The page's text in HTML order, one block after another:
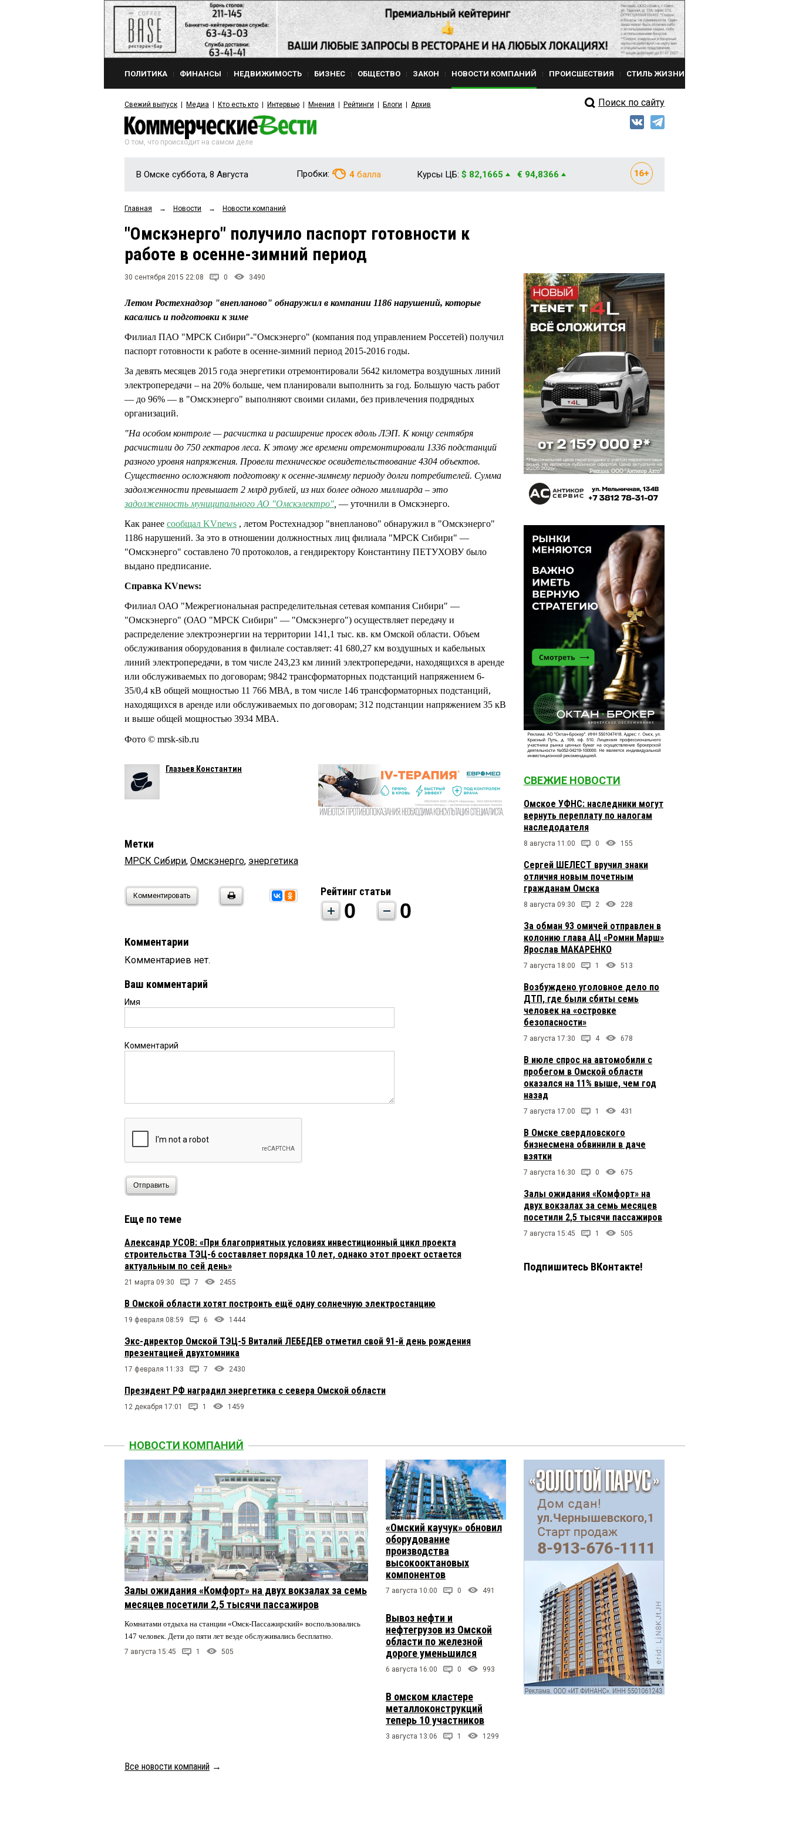
ПОЛИТИКА ФИНАНСЫ НЕДВИЖИМОСТЬ БИЗНЕС ОБЩЕСТВО ЗАКОН НОВОСТИ КОМПАНИЙ ПРОИСШЕСТВИЯ СТИЛЬ ЖИЗНИ
Свежий выпуск Медиа Кто есть кто Интервью Мнения Рейтинги Блоги Архив Поиск по сайту
О том, что происходит на самом деле
В Омске суббота, 8 Августа Пробки: 4 балла Курсы ЦБ: $ 82,1665 € 94,8366
Главная → Новости → Новости компаний
"Омскэнерго" получило паспорт готовности к
работе в осенне-зимний период
30 сентября 2015 22:08 0 3490
Летом Ростехнадзор "внепланово" обнаружил в компании 1186 нарушений, которые
касались и подготовки к зиме
Филиал ПАО "МРСК Сибири"-"Омскэнерго" (компания под управлением Россетей) получил
паспорт готовности к работе в осенне-зимний период 2015-2016 годы.
За девять месяцев 2015 года энергетики отремонтировали 5642 километра воздушных линий
электропередачи – на 20% больше, чем планировали выполнить за год. Большую часть работ
— до 96% — в "Омскэнерго" выполняют своими силами, без привлечения подрядных
организаций.
"На особом контроле — расчистка и расширение просек вдоль ЛЭП. К концу сентября
расчистили до 750 гектаров леса. К этому же времени отремонтировали 1336 подстанций
разного уровня напряжения. Провели техническое освидетельствование 4304 объектов.
Существенно осложняют подготовку к осенне-зимнему периоду долги потребителей. Сумма
задолженности превышает 2 млрд рублей, из них более одного миллиарда – это
задолженность муниципального АО "Омскэлектро" — уточнили в Омскэнерго.
Как ранее сообщал KVnews , летом Ростехнадзор "внепланово" обнаружил в "Омскэнерго"
1186 нарушений. За это в отношении должностных лиц филиала "МРСК Сибири" —
"Омскэнерго" составлено 70 протоколов, а гендиректору Константину ПЕТУХОВУ было
выдано предписание.
Справка KVnews:
Филиал ОАО "Межрегиональная распределительная сетевая компания Сибири" —
"Омскэнерго" (ОАО "МРСК Сибири" — "Омскэнерго") осуществляет передачу и
распределение электроэнергии на территории 141,1 тыс. кв. км Омской области. Объем
обслуживания оборудования в филиале составляет: 41 680,27 км воздушных и кабельных
линий электропередачи, в том числе 243,23 км линий электропередачи, находящихся в аренде
или обслуживаемых по договорам; 9842 трансформаторных подстанций напряжением 6-
35/0,4 кВ общей мощностью 11 766 МВА, в том числе 146 трансформаторных подстанций,
находящихся в аренде или обслуживаемых по договорам; 312 подстанции напряжением 35 кВ
и выше общей мощностью 3934 МВА.
Фото © mrsk-sib.ru
Глазьев Константин
Метки
МРСК Сибири, Омскэнерго, энергетика
Комментировать Рейтинг статьи
0 0
Комментарии
Комментариев нет.
Ваш комментарий
Имя
Комментарий
Отправить
Еще по теме
Александр УСОВ: «При благоприятных условиях инвестиционный цикл проекта
строительства ТЭЦ-6 составляет порядка 10 лет, однако этот проект остается
актуальным по сей день»
21 марта 09:30 7 2455
В Омской области хотят построить ещё одну солнечную электростанцию
19 февраля 08:59 6 1444
Экс-директор Омской ТЭЦ-5 Виталий ЛЕБЕДЕВ отметил свой 91-й день рождения
презентацией двухтомника
17 февраля 11:33 7 2430
Президент РФ наградил энергетика с севера Омской области
12 декабря 17:01 1 1459
СВЕЖИЕ НОВОСТИ
Омское УФНС: наследники могут
вернуть переплату по налогам
наследодателя
8 августа 11:00 0 155
Сергей ШЕЛЕСТ вручил знаки
отличия новым почетным
гражданам Омска
8 августа 09:30 2 228
За обман 93 омичей отправлен в
колонию глава АЦ «Ромни Марш»
Ярослав МАКАРЕНКО
7 августа 18:00 1 513
Возбуждено уголовное дело по
ДТП, где были сбиты семь
человек на «островке
безопасности»
7 августа 17:30 4 678
В июле спрос на автомобили с
пробегом в Омской области
оказался на 11% выше, чем год
назад
7 августа 17:00 1 431
В Омске свердловского
бизнесмена обвинили в даче
взятки
7 августа 16:30 0 675
Залы ожидания «Комфорт» на
двух вокзалах за семь месяцев
посетили 2,5 тысячи пассажиров
7 августа 15:45 1 505
Подпишитесь ВКонтакте!
НОВОСТИ КОМПАНИЙ
Залы ожидания «Комфорт» на двух вокзалах за семь
месяцев посетили 2,5 тысячи пассажиров
Комнатами отдыха на станции «Омск-Пассажирский» воспользовались
147 человек. Дети до пяти лет везде обслуживались бесплатно.
7 августа 15:45 1 505
«Омский каучук» обновил
оборудование
производства
высокооктановых
компонентов
7 августа 10:00 0 491
Вывоз нефти и
нефтегрузов из Омской
области по железной
дороге уменьшился
6 августа 16:00 0 993
В омском кластере
металлоконструкций
теперь 10 участников
3 августа 13:06 1 1299
Все новости компаний →